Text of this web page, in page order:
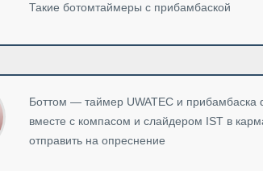
Такие ботомтаймеры с прибамбаской
Боттом — таймер UWATEC и прибамбаска
вместе с компасом и слайдером IST в
отправить на опреснение